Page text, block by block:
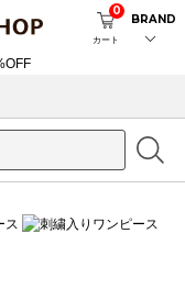
カート
0
BRAND
知らせ